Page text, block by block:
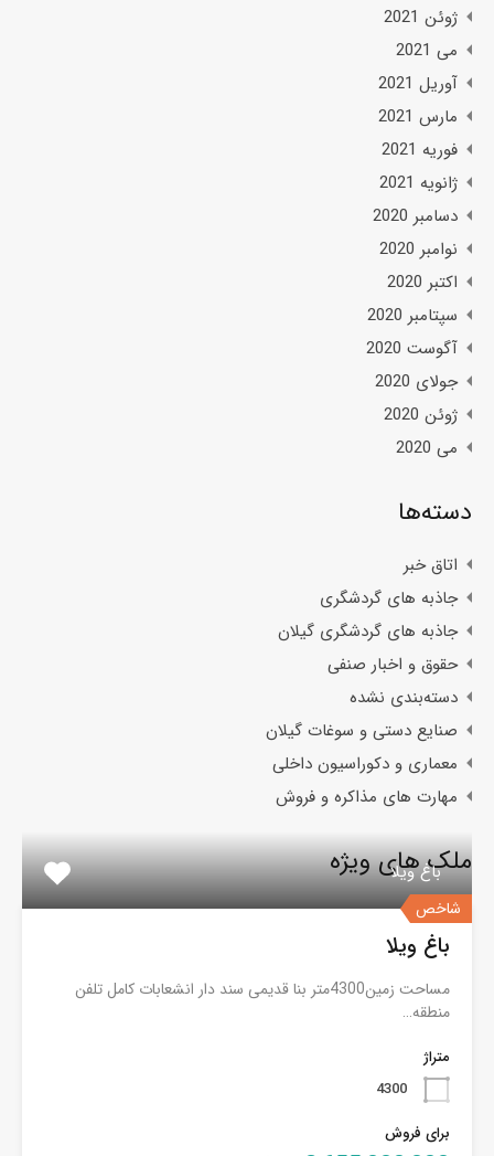
ژوئن 2021
می 2021
آوریل 2021
مارس 2021
فوریه 2021
ژانویه 2021
دسامبر 2020
نوامبر 2020
اکتبر 2020
سپتامبر 2020
آگوست 2020
جولای 2020
ژوئن 2020
می 2020
دسته‌ها
اتاق خبر
جاذبه های گردشگری
جاذبه های گردشگری گیلان
حقوق و اخبار صنفی
دسته‌بندی نشده
صنایع دستی و سوغات گیلان
معماری و دکوراسیون داخلی
مهارت های مذاکره و فروش
ملک های ویژه
شاخص
باغ ویلا
باغ ویلا
مساحت زمین4300متر بنا قدیمی سند دار انشعابات کامل تلفن
منطقه…
متراژ
4300
برای فروش